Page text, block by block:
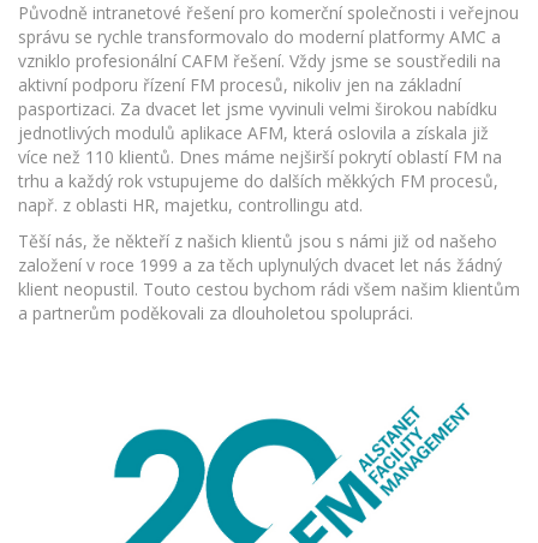
Původně intranetové řešení pro komerční společnosti i veřejnou
správu se rychle transformovalo do moderní platformy AMC a
vzniklo profesionální CAFM řešení. Vždy jsme se soustředili na
aktivní podporu řízení FM procesů, nikoliv jen na základní
pasportizaci. Za dvacet let jsme vyvinuli velmi širokou nabídku
jednotlivých modulů aplikace AFM, která oslovila a získala již
více než 110 klientů. Dnes máme nejširší pokrytí oblastí FM na
trhu a každý rok vstupujeme do dalších měkkých FM procesů,
např. z oblasti HR, majetku, controllingu atd.
Těší nás, že někteří z našich klientů jsou s námi již od našeho
založení v roce 1999 a za těch uplynulých dvacet let nás žádný
klient neopustil. Touto cestou bychom rádi všem našim klientům
a partnerům poděkovali za dlouholetou spolupráci.